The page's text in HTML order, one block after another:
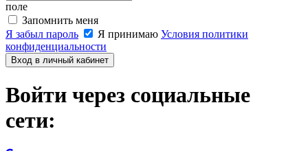
поле
Запомнить меня
Я забыл пароль
Я принимаю Условия политики
конфиденциальности
Вход в личный кабинет
Войти через социальные
сети: